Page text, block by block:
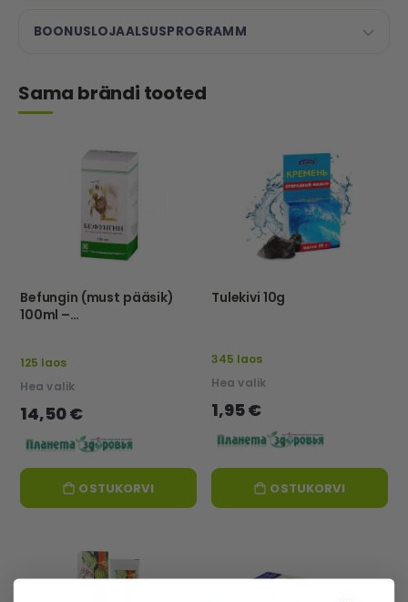
BOONUSLOJAALSUSPROGRAMM
Sama brändi tooted
Befungin (must pääsik)
100ml –
125 laos
Hea valik
14,50 €
OSTUKORVI
Tulekivi 10g
345 laos
Hea valik
1,95 €
OSTUKORVI